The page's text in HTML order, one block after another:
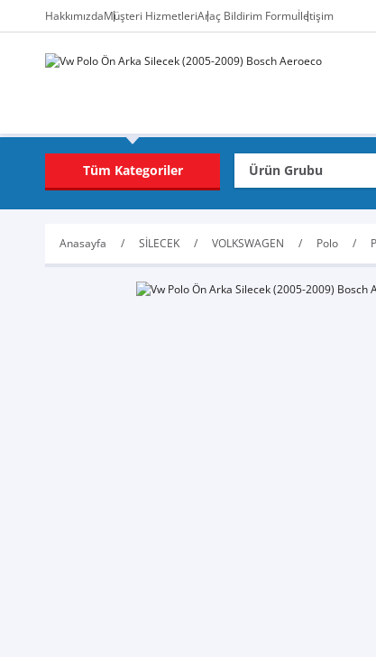
HakkımızdaMüşteri HizmetleriAraç Bildirim Formuİletişim
Tüm Kategoriler
Anasayfa SİLECEK VOLKSWAGEN Polo